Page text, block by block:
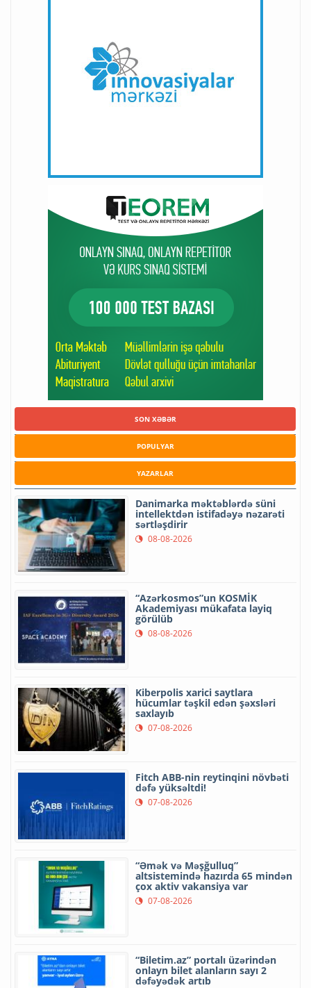
SON XƏBƏR
POPULYAR
YAZARLAR
Danimarka məktəblərdə süni
intellektdən istifadəyə nəzarəti
sərtləşdirir
08-08-2026
“Azərkosmos”un KOSMİK
Akademiyası mükafata layiq
görülüb
08-08-2026
Kiberpolis xarici saytlara
hücumlar təşkil edən şəxsləri
saxlayıb
07-08-2026
Fitch ABB-nin reytinqini növbəti
dəfə yüksəltdi!
07-08-2026
“Əmək və Məşğulluq”
altsistemində hazırda 65 mindən
çox aktiv vakansiya var
07-08-2026
“Biletim.az” portalı üzərindən
onlayn bilet alanların sayı 2
dəfəyədək artıb